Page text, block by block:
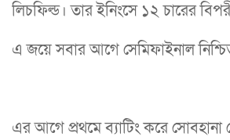
লিচফিল্ড। তার ইনিংসে ১২ চারের
এ জয়ে সবার আগে সেমিফাইনাল
এর আগে প্রথমে ব্যাটিং করে সোবহানা